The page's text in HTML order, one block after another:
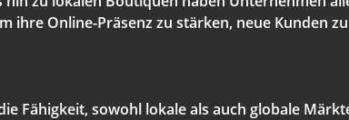
ihre Online-Präsenz zu stärken, neue Kunden
Fähigkeit, sowohl lokale als auch globale